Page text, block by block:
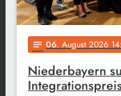
notes 06. August 2026
Niederbayern